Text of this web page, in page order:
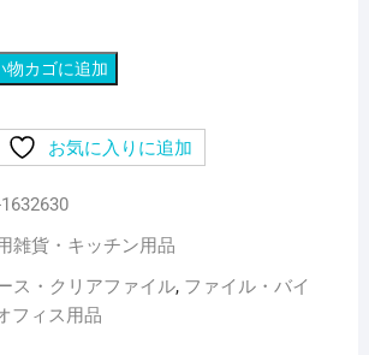
物カゴに追加
お気に入りに追加
雑貨・キッチン用品
ス・クリアファイル, ファイル・バイ
フィス用品